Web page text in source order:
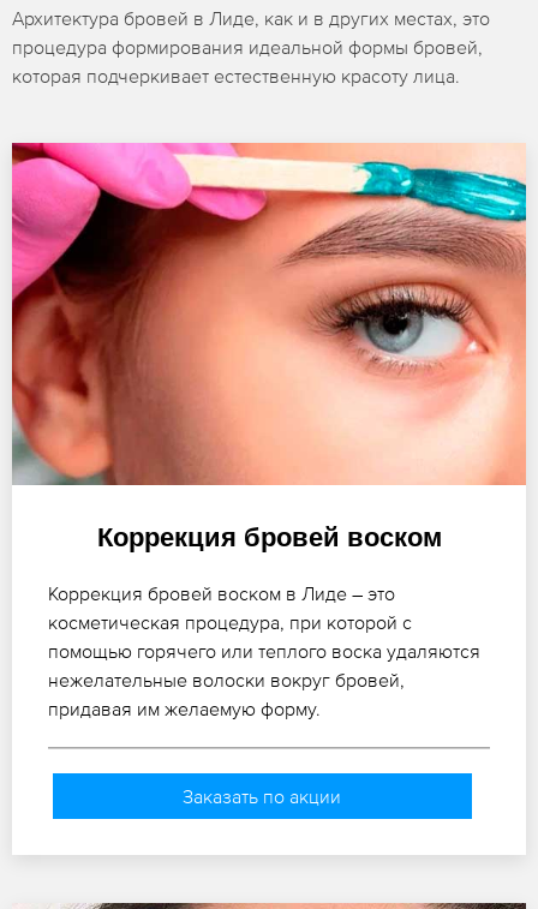
Архитектура бровей в Лиде, как и в других местах, это
процедура формирования идеальной формы бровей,
которая подчеркивает естественную красоту лица.
Коррекция бровей воском
Коррекция бровей воском в Лиде – это
косметическая процедура, при которой с
помощью горячего или теплого воска удаляются
нежелательные волоски вокруг бровей,
придавая им желаемую форму.
Заказать по акции